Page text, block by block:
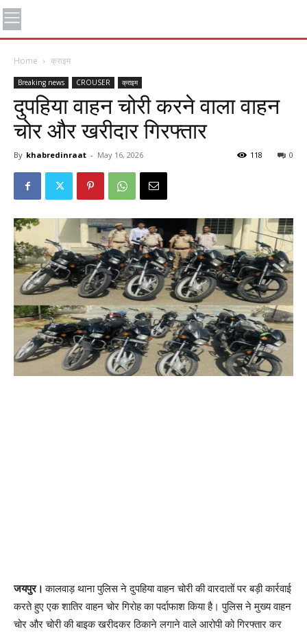
Home क्राइम
Breaking news CROUSER क्राइम
दुपहिया वाहन चोरी करने वाला वाहन
चोर और खरीदार गिरफ्तार
By khabredinraat - May 16, 2026 0
118
जयपुर।कालवाड़ थाना पुलिस ने दुपहिया वाहन चोरी की वारदातों पर बड़ी कार्रवाई
करते हुए एक शातिर वाहन चोर गिरोह का पर्दाफाश किया है। पुलिस ने मुख्य वाहन
चोर और चोरी की बाइक खरीदकर ठिकाने लगाने वाले आरोपी को गिरफ्तार कर